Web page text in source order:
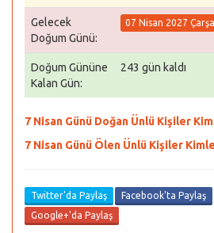
Gelecek
Doğum Günü:
07 Nisan 2027
Doğum Gününe
Kalan Gün:
243 gün kaldı
7 Nisan Günü Doğan Ünlü Kişiler
7 Nisan Günü Ölen Ünlü Kişiler
Twitter'da Paylaş Facebook'ta Paylaş
Google+'da Paylaş